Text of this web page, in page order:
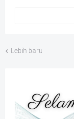
Lebih baru